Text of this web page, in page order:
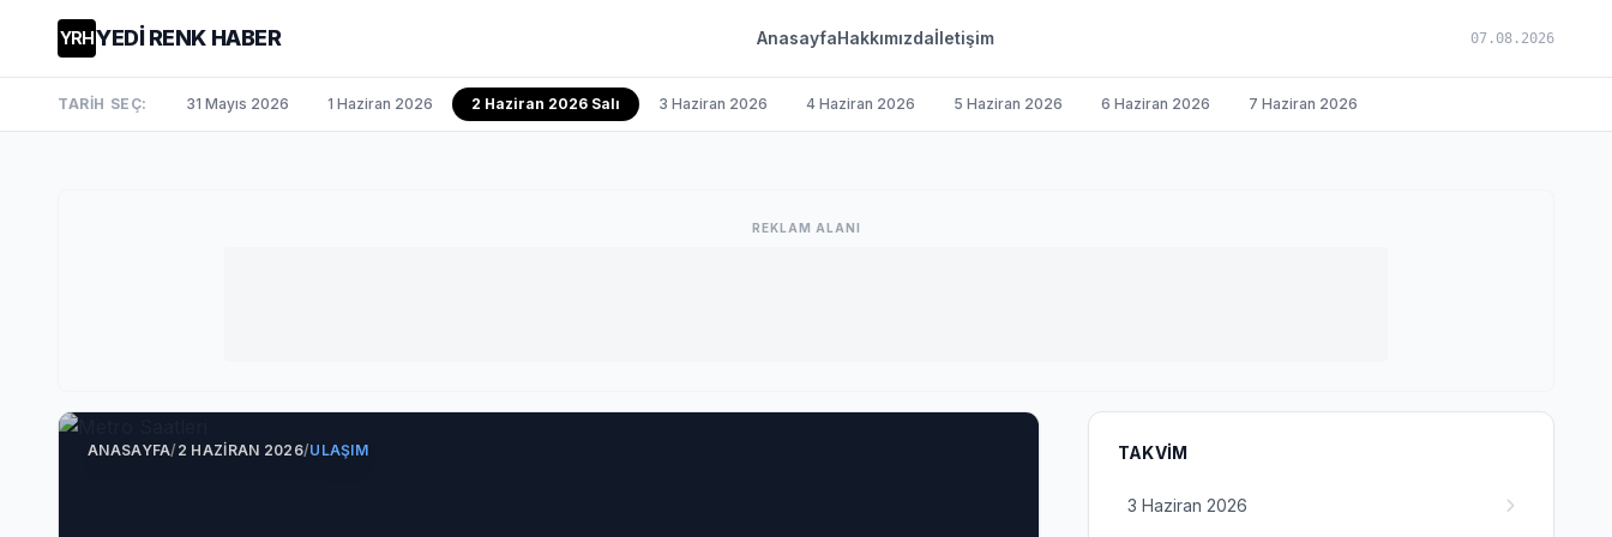
YRHYEDİ RENK HABER AnasayfaHakkımızdaİletişim 07.08.2026
TARİH SEÇ: 31 Mayıs 2026 1 Haziran 2026 2 Haziran 2026 Salı 3 Haziran 2026 4 Haziran 2026 5 Haziran 2026 6 Haziran 2026 7 Haziran 2026
REKLAM ALANI
ANASAYFA/2 HAZIRAN 2026/ULAŞIM TAKVIM
3 Haziran 2026